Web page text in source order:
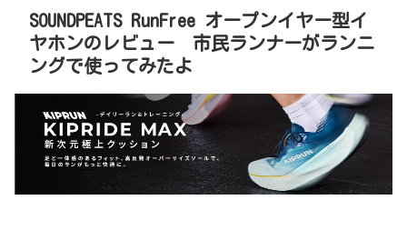
SOUNDPEATS RunFree オープンイヤー型イ
ヤホンのレビュー 市民ランナーがランニ
ングで使ってみたよ